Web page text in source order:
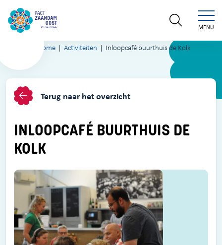
MENU
Home Activiteiten Inloopcafé buurthuis de Kolk
Terug naar het overzicht
INLOOPCAFÉ BUURTHUIS DE
KOLK